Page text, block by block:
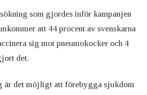
som gjordes inför kampanjen
att 44 procent av svenskarna
sig mot pneumokocker och 4
det.
är det möjligt att förebygga sjukdom